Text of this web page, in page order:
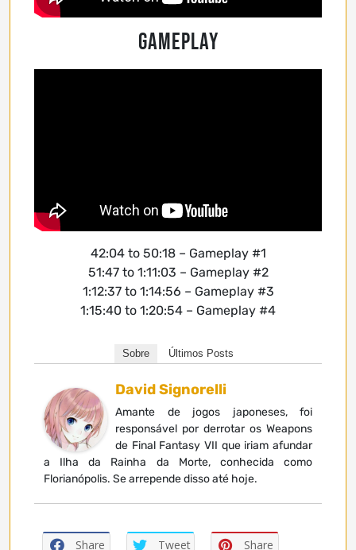
Gameplay
42:04 to 50:18 – Gameplay #1
51:47 to 1:11:03 – Gameplay #2
1:12:37 to 1:14:56 – Gameplay #3
1:15:40 to 1:20:54 – Gameplay #4
Sobre Últimos Posts
David Signorelli
Amante de jogos japoneses, foi
responsável por derrotar os Weapons
de Final Fantasy VII que iriam afundar
a Ilha da Rainha da Morte, conhecida como
Florianópolis. Se arrepende disso até hoje.
Share Tweet Share